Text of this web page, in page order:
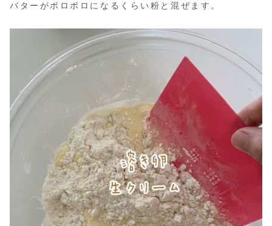
バターがポロポロになるくらい粉と混ぜます。